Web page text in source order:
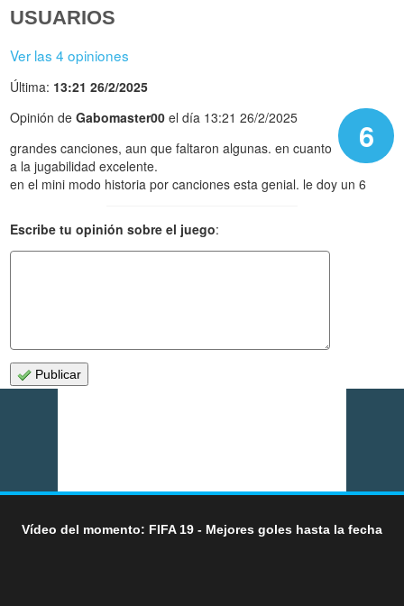
USUARIOS
Ver las 4 opiniones
Última: 13:21 26/2/2025
6
Opinión deGabomaster00 el día 13:21 26/2/2025
grandes canciones, aun que faltaron algunas. en cuanto
a la jugabilidad excelente.
en el mini modo historia por canciones esta genial. le doy un 6
Escribe tu opinión sobre el juego:
Publicar
Vídeo del momento: FIFA 19 - Mejores goles hasta la fecha